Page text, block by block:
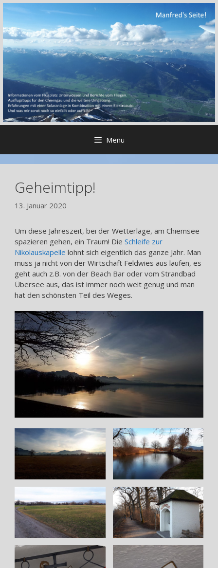
Zum
springen
Menü
Geheimtipp!
13. Januar 2020
Um diese Jahreszeit, bei der Wetterlage, am Chiemsee
spazieren gehen, ein Traum! Die Schleife zur
Nikolauskapelle lohnt sich eigentlich das ganze Jahr. Man
muss ja nicht von der Wirtschaft Feldwies aus laufen, es
geht auch z.B. von der Beach Bar oder vom Strandbad
Übersee aus, das ist immer noch weit genug und man
hat den schönsten Teil des Weges.